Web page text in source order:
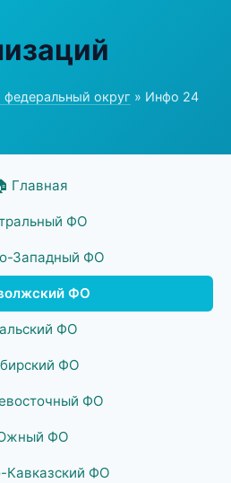
округ » Инфо 24
Главная
ФО
Западный ФО
ФО
ФО
ФО
ФО
ФО
Кавказский ФО